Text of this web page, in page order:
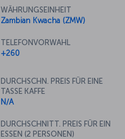
WÄHRUNGSEINHEIT
Zambian Kwacha (ZMW)
TELEFONVORWAHL
+260
DURCHSCHN. PREIS FÜR EINE
TASSE KAFFE
N/A
DURCHSCHNITT. PREIS FÜR EIN
ESSEN (2 PERSONEN)